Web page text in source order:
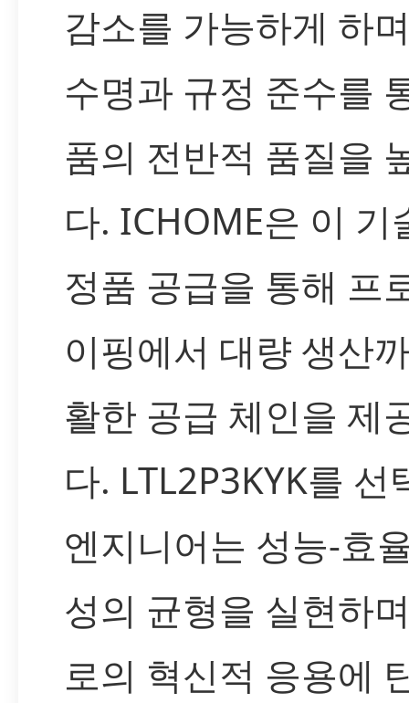
감소를 가능하게 하
수명과 규정 준수를
품의 전반적 품질을
다. ICHOME은 이 기
정품 공급을 통해 프
이핑에서 대량 생산
활한 공급 체인을 제
다. LTL2P3KYK를 선
엔지니어는 성능-효
성의 균형을 실현하
로의 혁신적 응용에